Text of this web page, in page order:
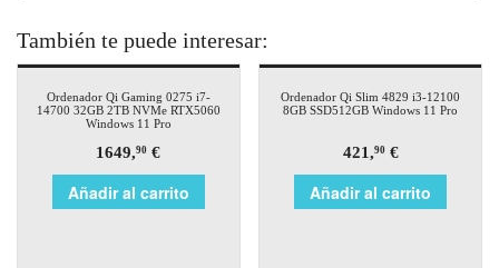
También te puede interesar:
Ordenador Qi Gaming 0275 i7-
14700 32GB 2TB NVMe RTX5060
Windows 11 Pro
1649,90 €
Añadir al carrito
Ordenador Qi Slim 4829 i3-12100
8GB SSD512GB Windows 11 Pro
421,90€
Añadir al carrito